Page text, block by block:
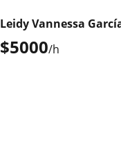
$5000/h
Leidy Vannessa